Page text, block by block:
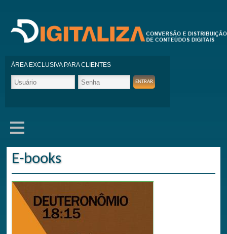
ÁREA EXCLUSIVA PARA CLIENTES
E-books